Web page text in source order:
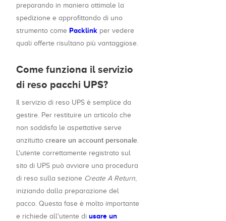
preparando in maniera ottimale la
spedizione e approfittando di uno
strumento come Packlink per vedere
quali offerte risultano più vantaggiose.
Come funziona il servizio
di reso pacchi UPS?
Il servizio di reso UPS è semplice da
gestire. Per restituire un articolo che
non soddisfa le aspettative serve
anzitutto creare un account personale.
L'utente correttamente registrato sul
sito di UPS può avviare una procedura
di reso sulla sezione Create A Return,
iniziando dalla preparazione del
pacco. Questa fase è molto importante
e richiede all'utente di usare un